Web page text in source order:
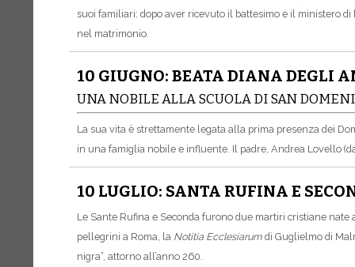
suoi familiari: dopo aver ricevuto il battesimo e il ministero
nel matrimonio.
10 GIUGNO: BEATA DIANA DEGLI
UNA NOBILE ALLA SCUOLA DI SAN
La sua vita è strettamente legata alla prima presenza dei
in una famiglia nobile e influente. Il padre, Andrea Lovello
10 LUGLIO: SANTA RUFINA E
Le Sante Rufina e Seconda furono due martiri cristiane
pellegrini a Roma, la Notitia Ecclesiarum di Guglielmo di
nigra”, attorno all’anno 260.